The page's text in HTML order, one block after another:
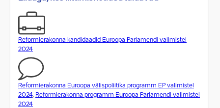
Reformierakonna kandidaadid Euroopa Parlamendi valimistel
2024
Reformierakonna Euroopa välispoliitika programm EP valimistel
2024, Reformierakonna programm Euroopa Parlamendi valimistel
2024